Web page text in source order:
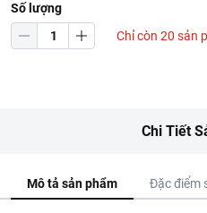
Số lượng
Chỉ còn 20 sản
Chi Tiết
Mô tả sản phẩm Đặc điểm